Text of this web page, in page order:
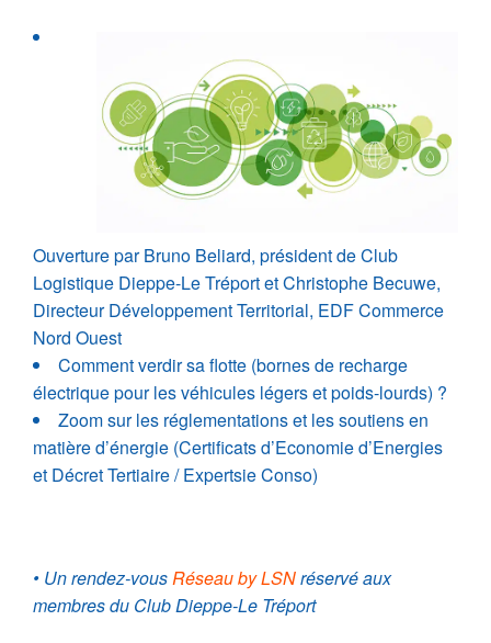
Ouverture par Bruno Beliard, président de Club
Logistique Dieppe-Le Tréport et Christophe Becuwe,
Directeur Développement Territorial, EDF Commerce
Nord Ouest
Comment verdir sa flotte (bornes de recharge
électrique pour les véhicules légers et poids-lourds) ?
Zoom sur les réglementations et les soutiens en
matière d’énergie (Certificats d’Economie d’Energies
et Décret Tertiaire / Expertsie Conso)
• Un rendez-vousRéseau by LSNréservé aux
membres du Club Dieppe-Le Tréport